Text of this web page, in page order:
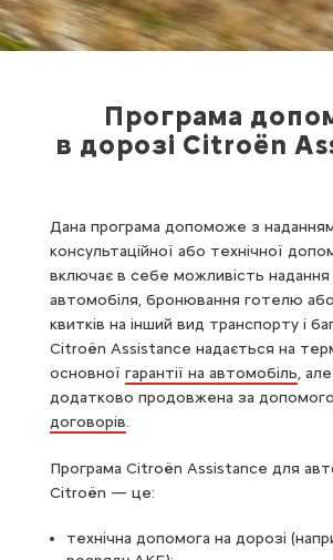
Програма
в дорозі Citroën
Дана програма допоможе з
консультаційної або технічної
включає в себе можливість надання
автомобіля, бронювання готелю
квитків на інший вид транспорту і
Citroёn Assistance надається на
основної гарантії на автомобіль,
додатково продовжена за
договорів.
Програма Citroën Assistance для
Citroёn — це:
технічна допомога на дорозі